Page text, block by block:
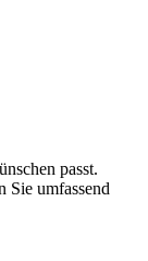
passt.
Sie umfassend